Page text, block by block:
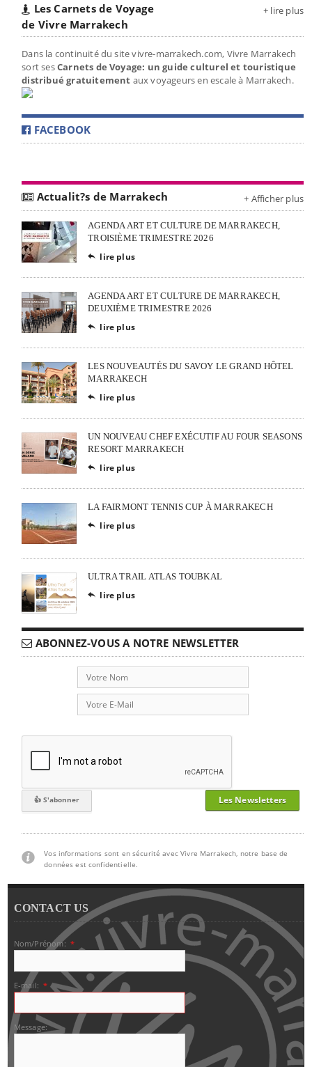
Les Carnets de Voyage
de Vivre Marrakech
+ lire plus
Dans la continuité du site vivre-marrakech.com, Vivre Marrakech
sort sesCarnets de Voyage: un guide culturel et touristique
distribué gratuitement aux voyageurs en escale à Marrakech.
FACEBOOK
Actualit?s de Marrakech + Afficher plus
AGENDA ART ET CULTURE DE MARRAKECH,
TROISIÈME TRIMESTRE 2026
 lire plus
AGENDA ART ET CULTURE DE MARRAKECH,
DEUXIÈME TRIMESTRE 2026
 lire plus
LES NOUVEAUTÉS DU SAVOY LE GRAND HÔTEL
MARRAKECH
 lire plus
UN NOUVEAU CHEF EXÉCUTIF AU FOUR SEASONS
RESORT MARRAKECH
 lire plus
LA FAIRMONT TENNIS CUP À MARRAKECH
 lire plus
ULTRA TRAIL ATLAS TOUBKAL
 lire plus
ABONNEZ-VOUS A NOTRE NEWSLETTER
Les Newsletters
Vos informations sont en sécurité avec Vivre Marrakech, notre base de
données est confidentielle.
CONTACT US
Nom/Prénom: *
E-mail: *
Message: